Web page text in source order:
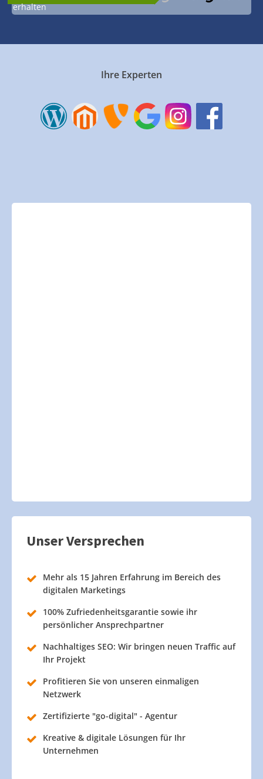
erhalten
Ihre Experten
Unser Versprechen
Mehr als 15 Jahren Erfahrung im Bereich des
digitalen Marketings
100% Zufriedenheitsgarantie sowie ihr
persönlicher Ansprechpartner
Nachhaltiges SEO: Wir bringen neuen Traffic auf
Ihr Projekt
Profitieren Sie von unseren einmaligen
Netzwerk
Zertifizierte "go-digital" - Agentur
Kreative & digitale Lösungen für Ihr
Unternehmen